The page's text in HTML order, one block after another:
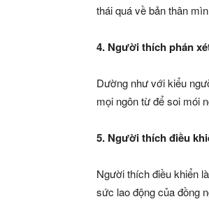
thái quá về bản thân
4. Người thích phán
Dường như với kiểu
mọi ngôn từ để soi mói
5. Người thích điều
Người thích điều khiển
sức lao động của đồng